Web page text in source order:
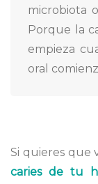
microbiota
Porque la
empieza
oral
Si quieres que
caries de tu